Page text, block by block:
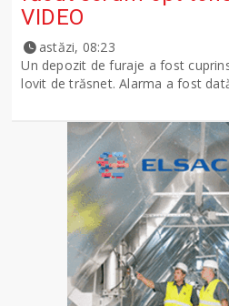
VIDEO
astăzi, 08:23
Un depozit de furaje a fost
lovit de trăsnet. Alarma a fost